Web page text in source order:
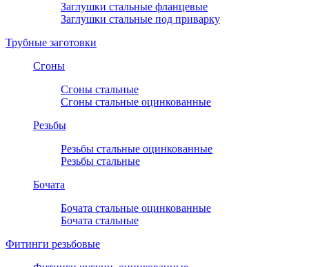
Заглушки стальные фланцевые
Заглушки стальные под приварку
Трубные заготовки
Сгоны
Сгоны стальные
Сгоны стальные оцинкованные
Резьбы
Резьбы стальные оцинкованные
Резьбы стальные
Бочата
Бочата стальные оцинкованные
Бочата стальные
Фитинги резьбовые